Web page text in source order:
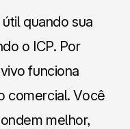
quando sua
o ICP. Por
funciona
comercial. Você
melhor,